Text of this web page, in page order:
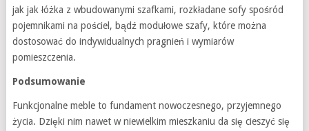
jak jak łóżka z wbudowanymi szafkami, rozkładane sofy spośród
pojemnikami na pościel, bądź modułowe szafy, które można
dostosować do indywidualnych pragnień i wymiarów
pomieszczenia.
Podsumowanie
Funkcjonalne meble to fundament nowoczesnego, przyjemnego
życia. Dzięki nim nawet w niewielkim mieszkaniu da się cieszyć się